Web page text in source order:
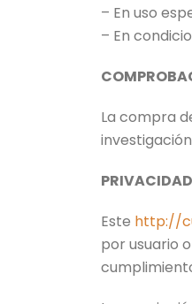
– En uso
– En
La compra
PRIVACIDAD
Este http://
por usuario